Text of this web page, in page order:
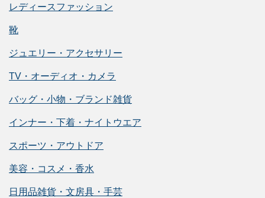
レディースファッション
靴
ジュエリー・アクセサリー
TV・オーディオ・カメラ
バッグ・小物・ブランド雑貨
インナー・下着・ナイトウエア
スポーツ・アウトドア
美容・コスメ・香水
日用品雑貨・文房具・手芸